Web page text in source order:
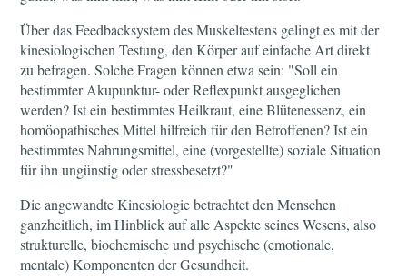
Über das Feedbacksystem des Muskeltestens gelingt es mit der
kinesiologischen Testung, den Körper auf einfache Art direkt
zu befragen. Solche Fragen können etwa sein: "Soll ein
bestimmter Akupunktur- oder Reflexpunkt ausgeglichen
werden? Ist ein bestimmtes Heilkraut, eine Blütenessenz, ein
homöopathisches Mittel hilfreich für den Betroffenen? Ist ein
bestimmtes Nahrungsmittel, eine (vorgestellte) soziale Situation
für ihn ungünstig oder stressbesetzt?"
Die angewandte Kinesiologie betrachtet den Menschen
ganzheitlich, im Hinblick auf alle Aspekte seines Wesens, also
strukturelle, biochemische und psychische (emotionale,
mentale) Komponenten der Gesundheit.